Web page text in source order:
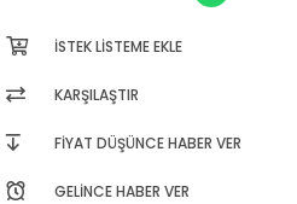
İSTEK LISTEME EKLE
KARŞILAŞTIR
FIYAT DÜŞÜNCE HABER VER
GELINCE HABER VER